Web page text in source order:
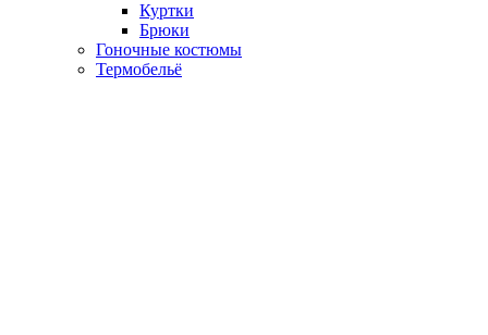
Куртки
Брюки
Гоночные костюмы
Термобельё